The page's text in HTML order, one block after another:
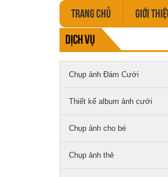
TRANG CHỦ GIỚI THIỆU
Dịch vụ
Chụp ảnh Đám Cưới
Thiết kế album ảnh cưới
Chụp ảnh cho bé
Chụp ảnh thẻ